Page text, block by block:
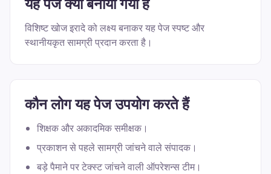
विशिष्ट खोज इरादे को लक्ष्य बनाकर यह पेज स्पष्ट और
स्थानीयकृत सामग्री प्रदान करता है।
कौन लोग यह पेज उपयोग करते हैं
शिक्षक और अकादमिक समीक्षक।
प्रकाशन से पहले सामग्री जांचने वाले संपादक।
बड़े पैमाने पर टेक्स्ट जांचने वाली ऑपरेशन्स टीम।